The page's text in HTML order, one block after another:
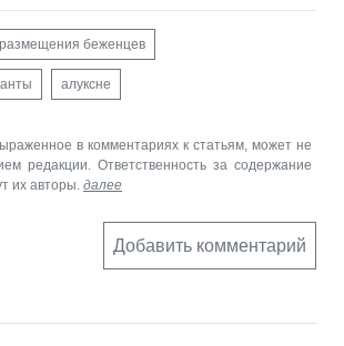
беженцев
алуксне
в комментариях к статьям, может не
редакции. Ответственность за содержание
их авторы. далее
Добавить комментарий